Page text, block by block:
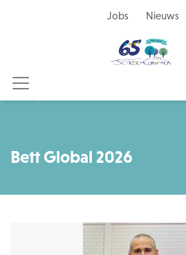
Jobs Nieuws
Bett Global 2026